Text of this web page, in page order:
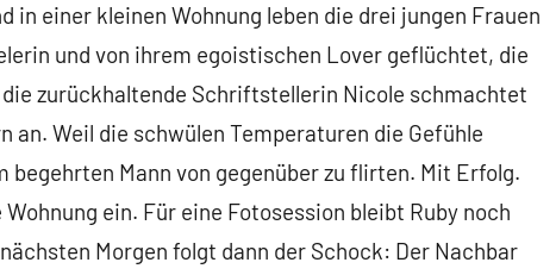
einer kleinen Wohnung leben die drei jungen Frauen
und von ihrem egoistischen Lover geflüchtet, die
zurückhaltende Schriftstellerin Nicole schmachtet
an. Weil die schwülen Temperaturen die Gefühle
begehrten Mann von gegenüber zu flirten. Mit Erfolg.
ein. Für eine Fotosession bleibt Ruby noch
Morgen folgt dann der Schock: Der Nachbar